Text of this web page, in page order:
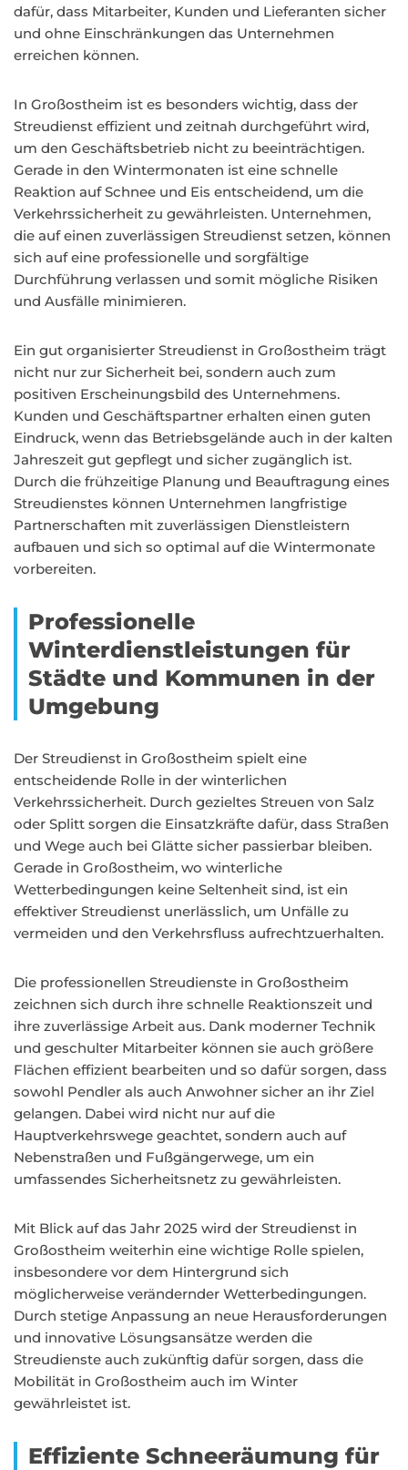
dafür, dass Mitarbeiter, Kunden und Lieferanten sicher
und ohne Einschränkungen das Unternehmen
erreichen können.
In Großostheim ist es besonders wichtig, dass der
Streudienst effizient und zeitnah durchgeführt wird,
um den Geschäftsbetrieb nicht zu beeinträchtigen.
Gerade in den Wintermonaten ist eine schnelle
Reaktion auf Schnee und Eis entscheidend, um die
Verkehrssicherheit zu gewährleisten. Unternehmen,
die auf einen zuverlässigen Streudienst setzen, können
sich auf eine professionelle und sorgfältige
Durchführung verlassen und somit mögliche Risiken
und Ausfälle minimieren.
Ein gut organisierter Streudienst in Großostheim trägt
nicht nur zur Sicherheit bei, sondern auch zum
positiven Erscheinungsbild des Unternehmens.
Kunden und Geschäftspartner erhalten einen guten
Eindruck, wenn das Betriebsgelände auch in der kalten
Jahreszeit gut gepflegt und sicher zugänglich ist.
Durch die frühzeitige Planung und Beauftragung eines
Streudienstes können Unternehmen langfristige
Partnerschaften mit zuverlässigen Dienstleistern
aufbauen und sich so optimal auf die Wintermonate
vorbereiten.
Professionelle
Winterdienstleistungen für
Städte und Kommunen in der
Umgebung
Der Streudienst in Großostheim spielt eine
entscheidende Rolle in der winterlichen
Verkehrssicherheit. Durch gezieltes Streuen von Salz
oder Splitt sorgen die Einsatzkräfte dafür, dass Straßen
und Wege auch bei Glätte sicher passierbar bleiben.
Gerade in Großostheim, wo winterliche
Wetterbedingungen keine Seltenheit sind, ist ein
effektiver Streudienst unerlässlich, um Unfälle zu
vermeiden und den Verkehrsfluss aufrechtzuerhalten.
Die professionellen Streudienste in Großostheim
zeichnen sich durch ihre schnelle Reaktionszeit und
ihre zuverlässige Arbeit aus. Dank moderner Technik
und geschulter Mitarbeiter können sie auch größere
Flächen effizient bearbeiten und so dafür sorgen, dass
sowohl Pendler als auch Anwohner sicher an ihr Ziel
gelangen. Dabei wird nicht nur auf die
Hauptverkehrswege geachtet, sondern auch auf
Nebenstraßen und Fußgängerwege, um ein
umfassendes Sicherheitsnetz zu gewährleisten.
Mit Blick auf das Jahr 2025 wird der Streudienst in
Großostheim weiterhin eine wichtige Rolle spielen,
insbesondere vor dem Hintergrund sich
möglicherweise verändernder Wetterbedingungen.
Durch stetige Anpassung an neue Herausforderungen
und innovative Lösungsansätze werden die
Streudienste auch zukünftig dafür sorgen, dass die
Mobilität in Großostheim auch im Winter
gewährleistet ist.
Effiziente Schneeräumung für